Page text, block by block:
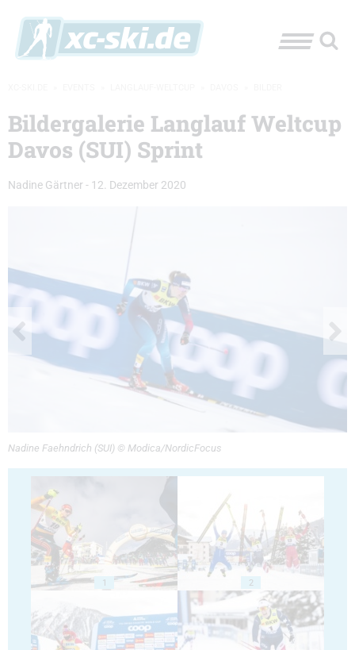
Bildergalerie Langlauf Weltcup
Davos (SUI) Sprint
Nadine Gärtner - 12. Dezember 2020
Nadine Faehndrich (SUI) © Modica/NordicFocus
1 2